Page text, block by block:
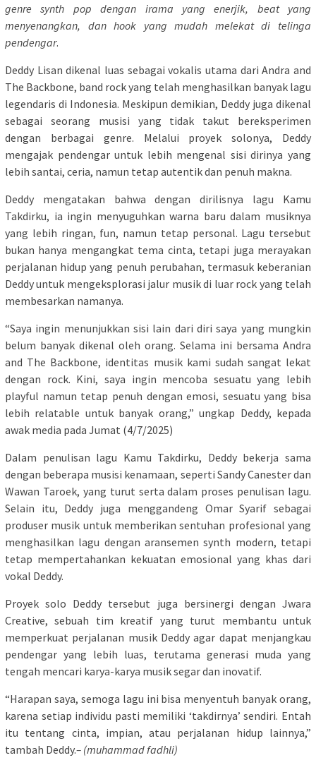
genre synth pop dengan irama yang enerjik, beat yang
menyenangkan, dan hook yang mudah melekat di telinga
pendengar.
Deddy Lisan dikenal luas sebagai vokalis utama dari Andra and
The Backbone, band rock yang telah menghasilkan banyak lagu
legendaris di Indonesia. Meskipun demikian, Deddy juga dikenal
sebagai seorang musisi yang tidak takut bereksperimen
dengan berbagai genre. Melalui proyek solonya, Deddy
mengajak pendengar untuk lebih mengenal sisi dirinya yang
lebih santai, ceria, namun tetap autentik dan penuh makna.
Deddy mengatakan bahwa dengan dirilisnya lagu Kamu
Takdirku, ia ingin menyuguhkan warna baru dalam musiknya
yang lebih ringan, fun, namun tetap personal. Lagu tersebut
bukan hanya mengangkat tema cinta, tetapi juga merayakan
perjalanan hidup yang penuh perubahan, termasuk keberanian
Deddy untuk mengeksplorasi jalur musik di luar rock yang telah
membesarkan namanya.
“Saya ingin menunjukkan sisi lain dari diri saya yang mungkin
belum banyak dikenal oleh orang. Selama ini bersama Andra
and The Backbone, identitas musik kami sudah sangat lekat
dengan rock. Kini, saya ingin mencoba sesuatu yang lebih
playful namun tetap penuh dengan emosi, sesuatu yang bisa
lebih relatable untuk banyak orang,” ungkap Deddy, kepada
awak media pada Jumat (4/7/2025)
Dalam penulisan lagu Kamu Takdirku, Deddy bekerja sama
dengan beberapa musisi kenamaan, seperti Sandy Canester dan
Wawan Taroek, yang turut serta dalam proses penulisan lagu.
Selain itu, Deddy juga menggandeng Omar Syarif sebagai
produser musik untuk memberikan sentuhan profesional yang
menghasilkan lagu dengan aransemen synth modern, tetapi
tetap mempertahankan kekuatan emosional yang khas dari
vokal Deddy.
Proyek solo Deddy tersebut juga bersinergi dengan Jwara
Creative, sebuah tim kreatif yang turut membantu untuk
memperkuat perjalanan musik Deddy agar dapat menjangkau
pendengar yang lebih luas, terutama generasi muda yang
tengah mencari karya-karya musik segar dan inovatif.
“Harapan saya, semoga lagu ini bisa menyentuh banyak orang,
karena setiap individu pasti memiliki ‘takdirnya’ sendiri. Entah
itu tentang cinta, impian, atau perjalanan hidup lainnya,”
tambah Deddy.– (muhammad fadhli)